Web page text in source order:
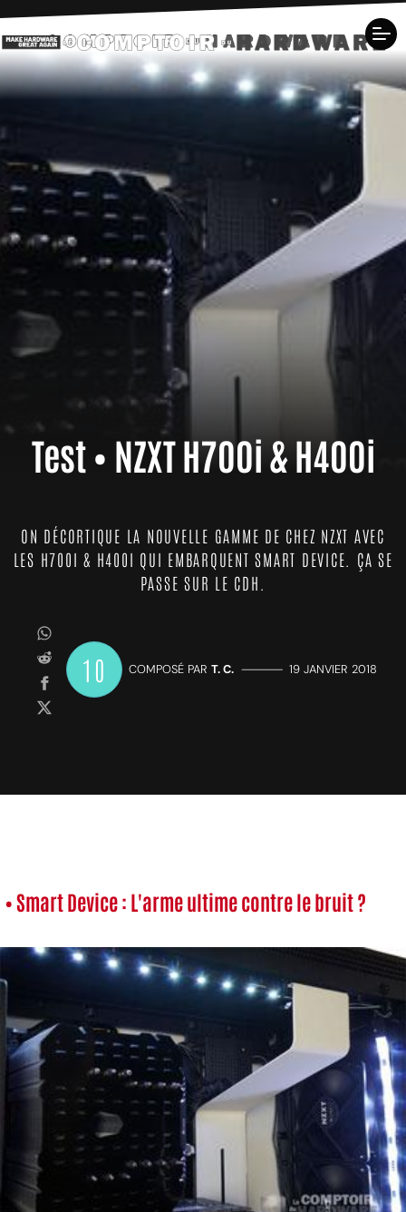
Test • NZXT H700i & H400i
ON DÉCORTIQUE LA NOUVELLE GAMME DE CHEZ NZXT AVEC
LES H700I & H400I QUI EMBARQUENT SMART DEVICE. ÇA SE
PASSE SUR LE CDH.
10 COMPOSÉ PAR T. C. ————— 19 JANVIER 2018
• Smart Device : L'arme ultime contre le bruit ?